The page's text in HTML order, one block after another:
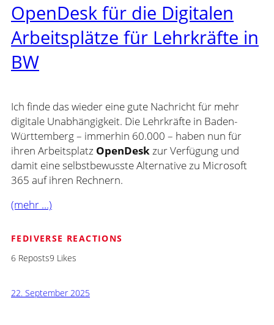
OpenDesk für die Digitalen
Arbeitsplätze für Lehrkräfte in
BW
Ich finde das wieder eine gute Nachricht für mehr
digitale Unabhängigkeit. Die Lehrkräfte in Baden-
Württemberg – immerhin 60.000 – haben nun für
ihren Arbeitsplatz OpenDeskzur Verfügung und
damit eine selbstbewusste Alternative zu Microsoft
365 auf ihren Rechnern.
(mehr …)
FEDIVERSE REACTIONS
6 Reposts9 Likes
22. September 2025